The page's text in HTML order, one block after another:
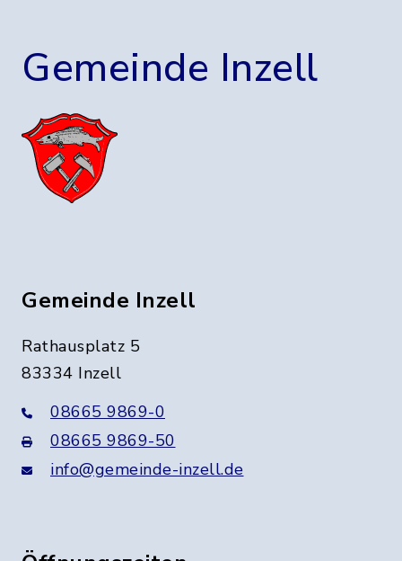
Gemeinde Inzell
Gemeinde Inzell
Rathausplatz 5
83334 Inzell
08665 9869-0
08665 9869-50
info@gemeinde-inzell.de